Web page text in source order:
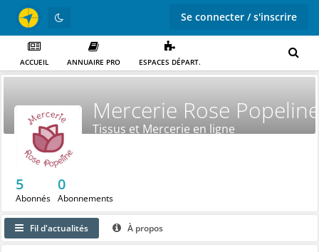
Se connecter / s'inscrire
ACCUEIL ANNUAIRE PRO ESPACES DÉPART.
Mercerie Rose Popeline
Tissus et Mercerie en ligne
5
Abonnés
0
Abonnements
Fil d'actualités À propos